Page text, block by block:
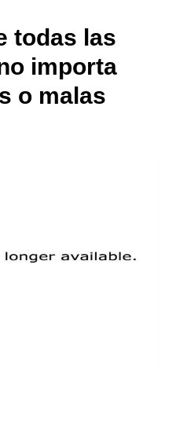
todas las
importa
o malas